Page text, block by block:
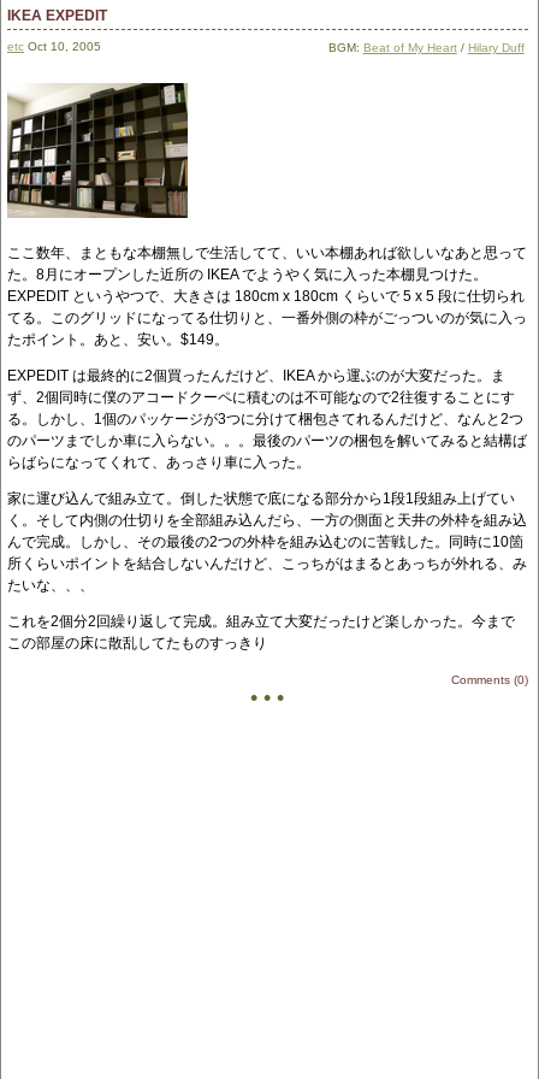
IKEA EXPEDIT
etc Oct 10, 2005 BGM: Beat of My Heart/ Hilary Duff
ここ数年、まともな本棚無しで生活してて、いい本棚あれば欲しいなあと思って
た。8月にオープンした近所の IKEA でようやく気に入った本棚見つけた。
EXPEDIT というやつで、大きさは 180cm x 180cm くらいで 5 x 5 段に仕切られ
てる。このグリッドになってる仕切りと、一番外側の枠がごっついのが気に入っ
たポイント。あと、安い。$149。
EXPEDIT は最終的に2個買ったんだけど、IKEA から運ぶのが大変だった。ま
ず、2個同時に僕のアコードクーペに積むのは不可能なので2往復することにす
る。しかし、1個のパッケージが3つに分けて梱包さてれるんだけど、なんと2つ
のパーツまでしか車に入らない。。。最後のパーツの梱包を解いてみると結構ば
らばらになってくれて、あっさり車に入った。
家に運び込んで組み立て。倒した状態で底になる部分から1段1段組み上げてい
く。そして内側の仕切りを全部組み込んだら、一方の側面と天井の外枠を組み込
んで完成。しかし、その最後の2つの外枠を組み込むのに苦戦した。同時に10箇
所くらいポイントを結合しないんだけど、こっちがはまるとあっちが外れる、み
たいな、、、
これを2個分2回繰り返して完成。組み立て大変だったけど楽しかった。今まで
この部屋の床に散乱してたものすっきり
Comments (0)
• • •